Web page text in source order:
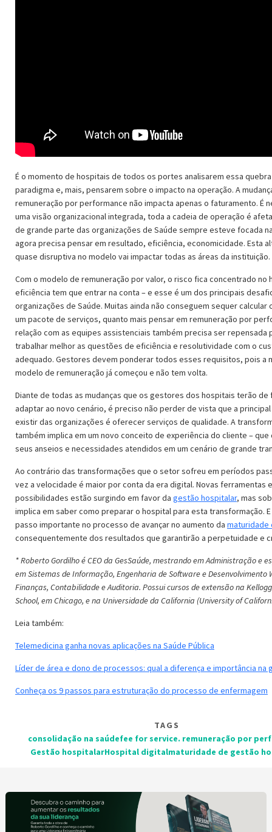
É o momento de hospitais de todos os portes analisarem essa
paradigma e, mais, pensarem sobre o impacto na operação. A
remuneração por performance não impacta apenas o faturamento. É
uma visão organizacional integrada, toda a cadeia de operação é
de grande parte das organizações de Saúde sempre esteve focada
agora precisa pensar em resultado, eficiência, economicidade. Esta
quase disruptiva no modelo vai impactar todas as áreas da instituição.
Com o modelo de remuneração por valor, o risco fica concentrado no
eficiência tem que entrar na conta – e esse é um dos principais
organizações de Saúde. Muitas ainda não conseguem sequer calcular
um pacote de serviços, quanto mais pensar em remuneração por
relação com as equipes assistenciais também precisa ser repensada
trabalhar melhor as questões de eficiência e resolutividade com o
adequado. Gestores devem ponderar todos esses requisitos, pois a
modelo de remuneração já começou e não tem volta.
Diante de todas as mudanças que os gestores dos hospitais terão de
adaptar ao novo cenário, é preciso não perder de vista que a
existir das organizações é oferecer serviços de qualidade. A
também implica em um novo conceito de experiência do cliente –
seus anseios e necessidades atendidos em um cenário de grande
Ao contrário das transformações que o setor sofreu em períodos
vez a velocidade é maior por conta da era digital. Novas ferramentas e
possibilidades estão surgindo em favor da gestão hospitalar, mas
implica em saber como preparar o hospital para esta transformação.
passo importante no processo de avançar no aumento da maturidade
consequentemente dos resultados que garantirão a perpetuidade e
* Roberto Gordilho é CEO da GesSaúde, mestrando em Administração e
em Sistemas de Informação, Engenharia de Software e Desenvolvimento
Finanças, Contabilidade e Auditoria. Possui cursos de extensão na
School, em Chicago, e na Universidade da California (University of
Leia também:
Telemedicina ganha novas aplicações na Saúde Pública
Líder de área e dono de processos: qual a diferença e importância na
Conheça os 9 passos para estruturação do processo de enfermagem
TAGS
consolidação na saúdefee for service. remuneração por
Gestão hospitalarHospital digitalmaturidade de gestão